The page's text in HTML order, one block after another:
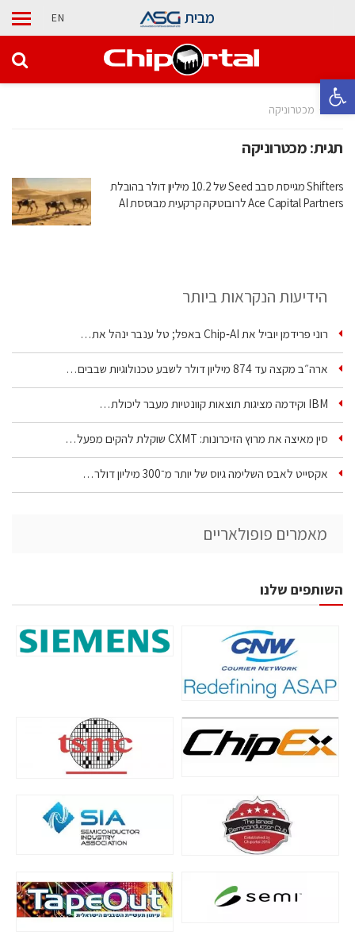
פתח סרגל נגישות
מבית EN
בית מכטרוניקה
תגית:מכטרוניקה
Shifters מגייסת סבב Seed של 10.2 מיליון דולר בהובלת
Ace Capital Partners לרובוטיקה קרקעית מבוססת AI
הידיעות הנקראות ביותר
רוני פרידמן יוביל את Chip‑AI באפל; טל ענבר ינהל את…
ארה״ב מקצה עד 874 מיליון דולר לשבע טכנולוגיות שבבים…
IBM וקידמה מציגות תוצאות קוונטיות מעבר ליכולת…
סין מאיצה את מרוץ הזיכרונות: CXMT שוקלת להקים מפעל…
אקסייט לאבס השלימה גיוס של יותר מ־300 מיליון דולר…
מאמרים פופולאריים
השותפים שלנו